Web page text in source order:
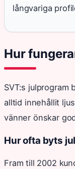
långvariga
Hur
SVT:s
alltid innehållit
vänner önskar
Hur ofta byts
Fram till 2002